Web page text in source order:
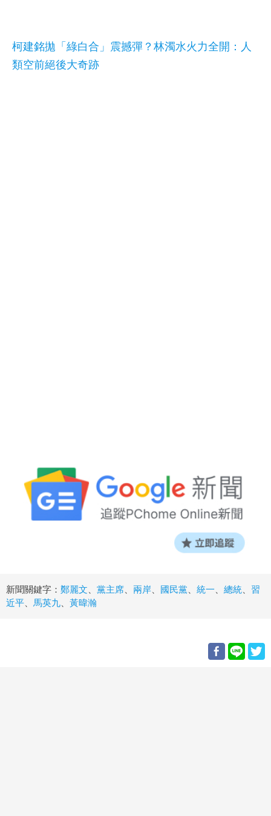
柯建銘拋「綠白合」震撼彈？林濁水火力全開：人
類空前絕後大奇跡
新聞關鍵字： 鄭麗文 黨主席 兩岸 國民黨 統一 總統
習
近平
馬英九 黃暐瀚